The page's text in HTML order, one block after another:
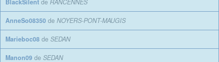
BlackSilent de RANCENNES
AnneSo08350 de NOYERS-PONT-MAUGIS
Marieboc08 de SEDAN
Manon09 de SEDAN